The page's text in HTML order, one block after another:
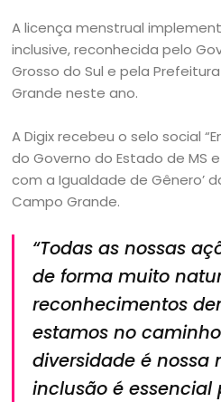
A licença menstrual
inclusive, reconhecida pelo
Grosso do Sul e pela
Grande neste ano.
A Digix recebeu o selo social
do Governo do Estado de MS
com a Igualdade de Gênero’
Campo Grande.
“Todas as nossas
de forma muito
reconhecimentos
estamos no
diversidade é nossa
inclusão é